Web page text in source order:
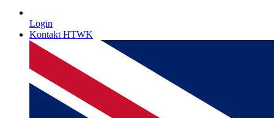
Login
Kontakt HTWK